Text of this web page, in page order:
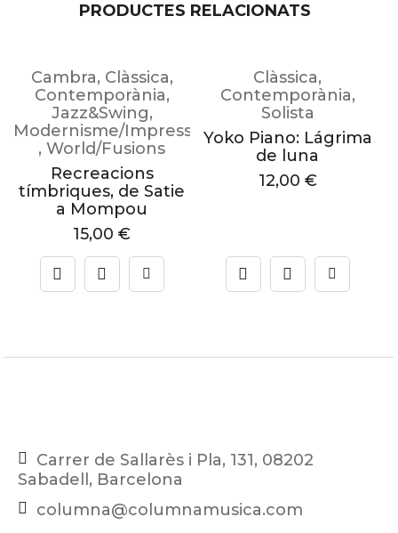
PRODUCTES RELACIONATS
Cambra, Clàssica,
Contemporània,
Jazz&Swing,
Modernisme/Impressionisme
, World/Fusions
Recreacions
tímbriques, de Satie
a Mompou
15,00 €
Clàssica,
Contemporània,
Solista
Yoko Piano: Lágrima
de luna
12,00 €
Carrer de Sallarès i Pla, 131, 08202
Sabadell, Barcelona
columna@columnamusica.com